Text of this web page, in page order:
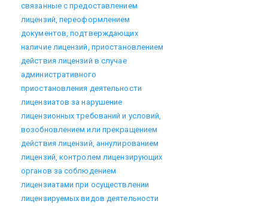
связанные с предоставлением
лицензий, переоформлением
документов, подтверждающих
наличие лицензий, приостановлением
действия лицензий в случае
административного
приостановления деятельности
лицензиатов за нарушение
лицензионных требований и условий,
возобновлением или прекращением
действия лицензий, аннулированием
лицензий, контролем лицензирующих
органов за соблюдением
лицензиатами при осуществлении
лицензируемых видов деятельности